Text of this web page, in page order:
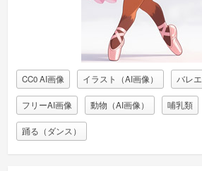
CC0 AI画像 イラスト（AI画像） バレエ
フリーAI画像 動物（AI画像） 哺乳類
踊る（ダンス）